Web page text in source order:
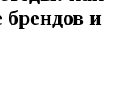
брендов и